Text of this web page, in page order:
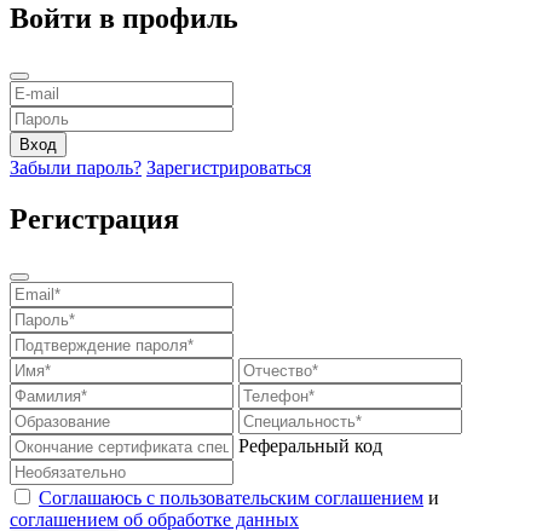
Войти в профиль
Забыли пароль? Зарегистрироваться
Регистрация
Реферальный код
Соглашаюсь с пользовательским соглашением и
соглашением об обработке данных